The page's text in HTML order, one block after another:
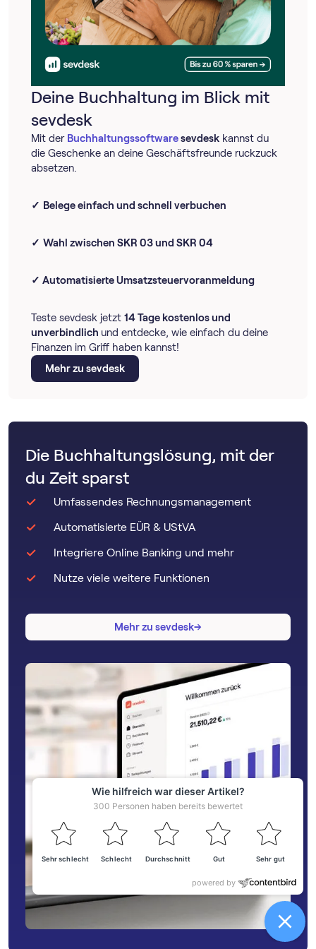
Deine Buchhaltung im Blick mit
sevdesk
Mit der Buch­haltungs­softwaresevdesk kannst du
die Geschenke an deine Geschäftsfreunde ruckzuck
absetzen.
✓ Belege einfach und schnell verbuchen
✓ Wahl zwischen SKR 03 und SKR 04
✓ Automatisierte Umsatz­steuer­voranmeldung
Teste sevdesk jetzt 14 Tage kostenlos und
unverbindlich und entdecke, wie einfach du deine
Finanzen im Griff haben kannst!
Mehr zu sevdesk
Die Buchhaltungslösung, mit der
du Zeit sparst
Umfassendes Rechnungsmanagement
Automatisierte EÜR & UStVA
Integriere Online Banking und mehr
Nutze viele weitere Funktionen
Mehr zu sevdesk→
→